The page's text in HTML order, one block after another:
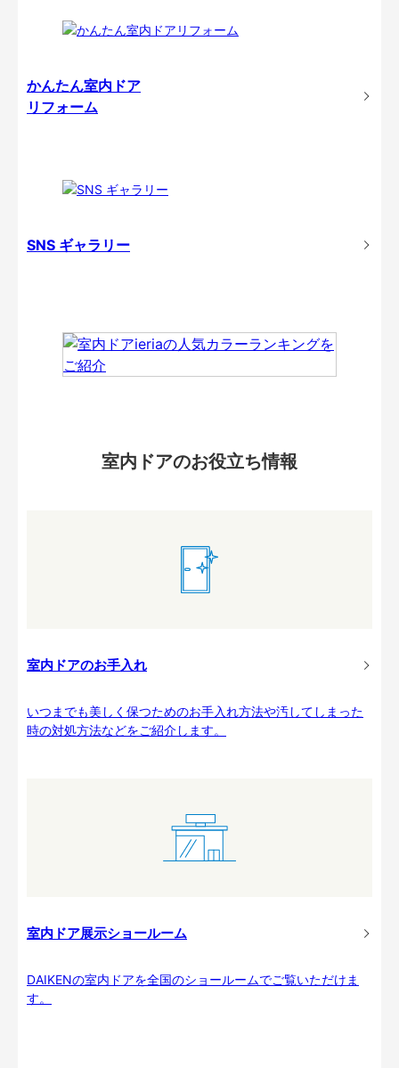
かんたん室内ドア
リフォーム
SNS ギャラリー
室内ドアのお役立ち情報
室内ドアのお手入れ
いつまでも美しく保つためのお手入れ方法や汚してしまった
時の対処方法などをご紹介します。
室内ドア展示ショールーム
DAIKENの室内ドアを全国のショールームでご覧いただけま
す。